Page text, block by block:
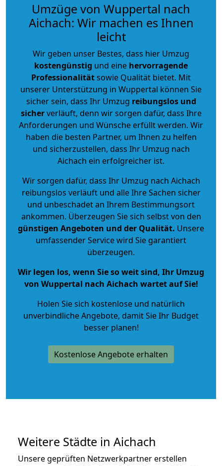
Umzüge von Wuppertal nach
Aichach: Wir machen es Ihnen
leicht
Wir geben unser Bestes, dass hier Umzug
kostengünstig und eine hervorragende
Professionalitätsowie Qualität bietet. Mit
unserer Unterstützung in Wuppertal können Sie
sicher sein, dass Ihr Umzug reibungslos und
sicherverläuft, denn wir sorgen dafür, dass Ihre
Anforderungen und Wünsche erfüllt werden. Wir
haben die besten Partner, um Ihnen zu helfen
und sicherzustellen, dass Ihr Umzug nach
Aichach ein erfolgreicher ist.
Wir sorgen dafür, dass Ihr Umzug nach Aichach
reibungslos verläuft und alle Ihre Sachen sicher
und unbeschadet an Ihrem Bestimmungsort
ankommen. Überzeugen Sie sich selbst von den
günstigen Angeboten und der Qualität. Unsere
umfassender Service wird Sie garantiert
überzeugen.
Wir legen los, wenn Sie so weit sind, Ihr Umzug
von Wuppertal nach Aichach wartet auf Sie!
Holen Sie sich kostenlose und natürlich
unverbindliche Angebote, damit Sie Ihr Budget
besser planen!
Kostenlose Angebote erhalten
Weitere Städte in Aichach
Unsere geprüften Netzwerkpartner erstellen